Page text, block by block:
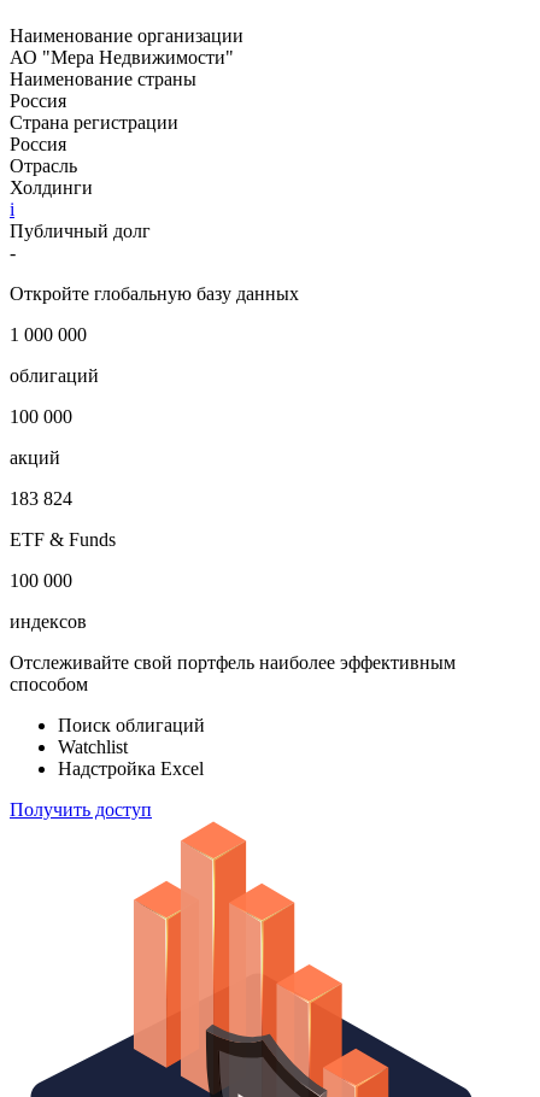
Наименование организации
АО "Мера Недвижимости"
Наименование страны
Россия
Страна регистрации
Россия
Отрасль
Холдинги
i
Публичный долг
-
Откройте глобальную базу данных
1 000 000
облигаций
100 000
акций
183 824
ETF & Funds
100 000
индексов
Отслеживайте свой портфель наиболее эффективным
способом
Поиск облигаций
Watchlist
Надстройка Excel
Получить доступ